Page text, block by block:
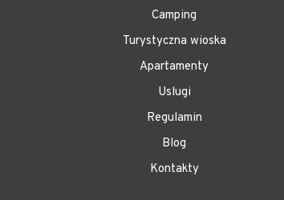
Camping
Turystyczna wioska
Apartamenty
Uslugi
Regulamin
Blog
Kontakty